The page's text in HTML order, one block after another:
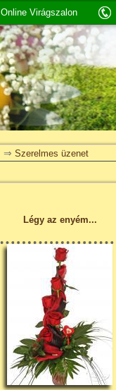
Online Virágszalon
⇒ Szerelmes üzenet
Légy az enyém...